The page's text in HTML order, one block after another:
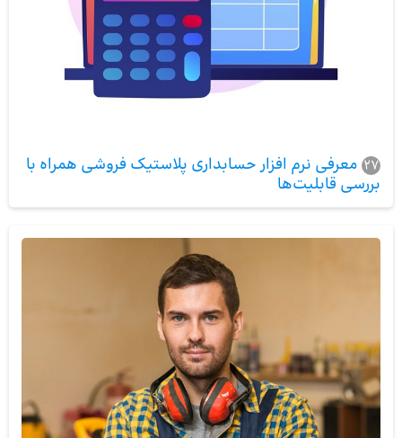
27 معرفی نرم افزار حسابداری پلاستیک فروشی همراه با
بررسی قابلیت‌ها